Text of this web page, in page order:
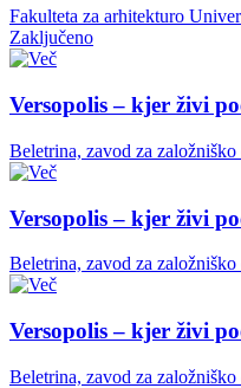
Fakulteta za arhitekturo
Zaključeno
Versopolis – kjer živi
Beletrina, zavod za
Versopolis – kjer živi
Beletrina, zavod za
Versopolis – kjer živi
Beletrina, zavod za